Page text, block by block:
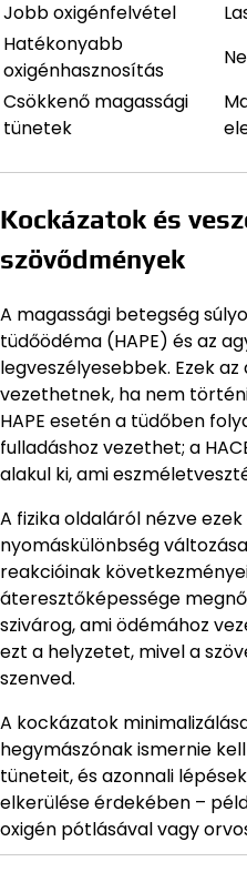
Jobb oxigénfelvétel
Hatékonyabb
oxigénhasznosítás
Csökkenő magassági
tünetek
Kockázatok és
szövődmények
A magassági betegség
tüdőödéma (HAPE) és az
legveszélyesebbek. Ezek
vezethetnek, ha nem
HAPE esetén a tüdőben
fulladáshoz vezethet; a
alakul ki, ami
A fizika oldaláról nézve
nyomáskülönbség
reakcióinak
áteresztőképessége
szivárog, ami ödémához
ezt a helyzetet, mivel a
szenved.
A kockázatok
hegymászónak ismernie
tüneteit, és azonnali
elkerülése érdekében –
oxigén pótlásával vagy